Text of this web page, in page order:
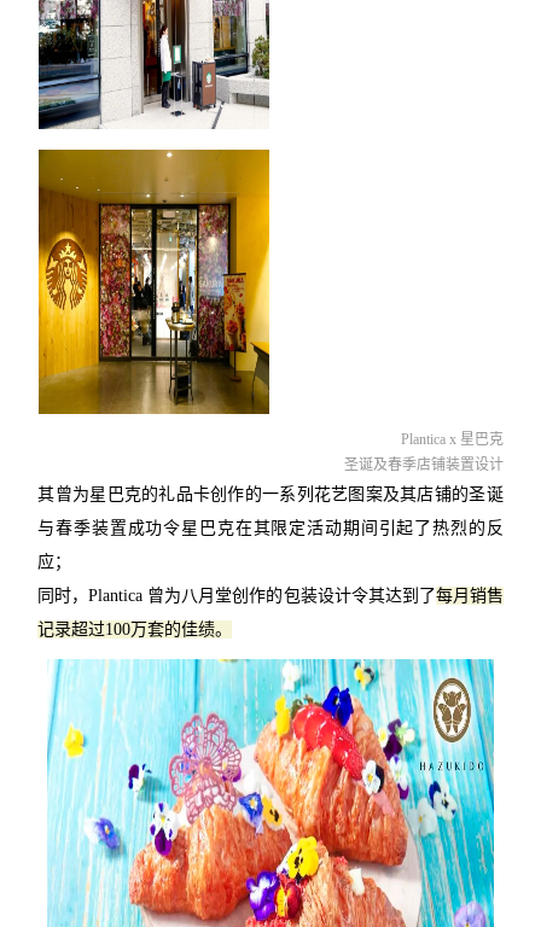
Plantica x 星巴克
圣诞及春季店铺装置设计
其曾为星巴克的礼品卡创作的一系列花艺图案及其店铺的圣诞
与春季装置成功令星巴克在其限定活动期间引起了热烈的反
应；
同时，Plantica 曾为八月堂创作的包装设计令其达到了每月销售
记录超过100万套的佳绩。